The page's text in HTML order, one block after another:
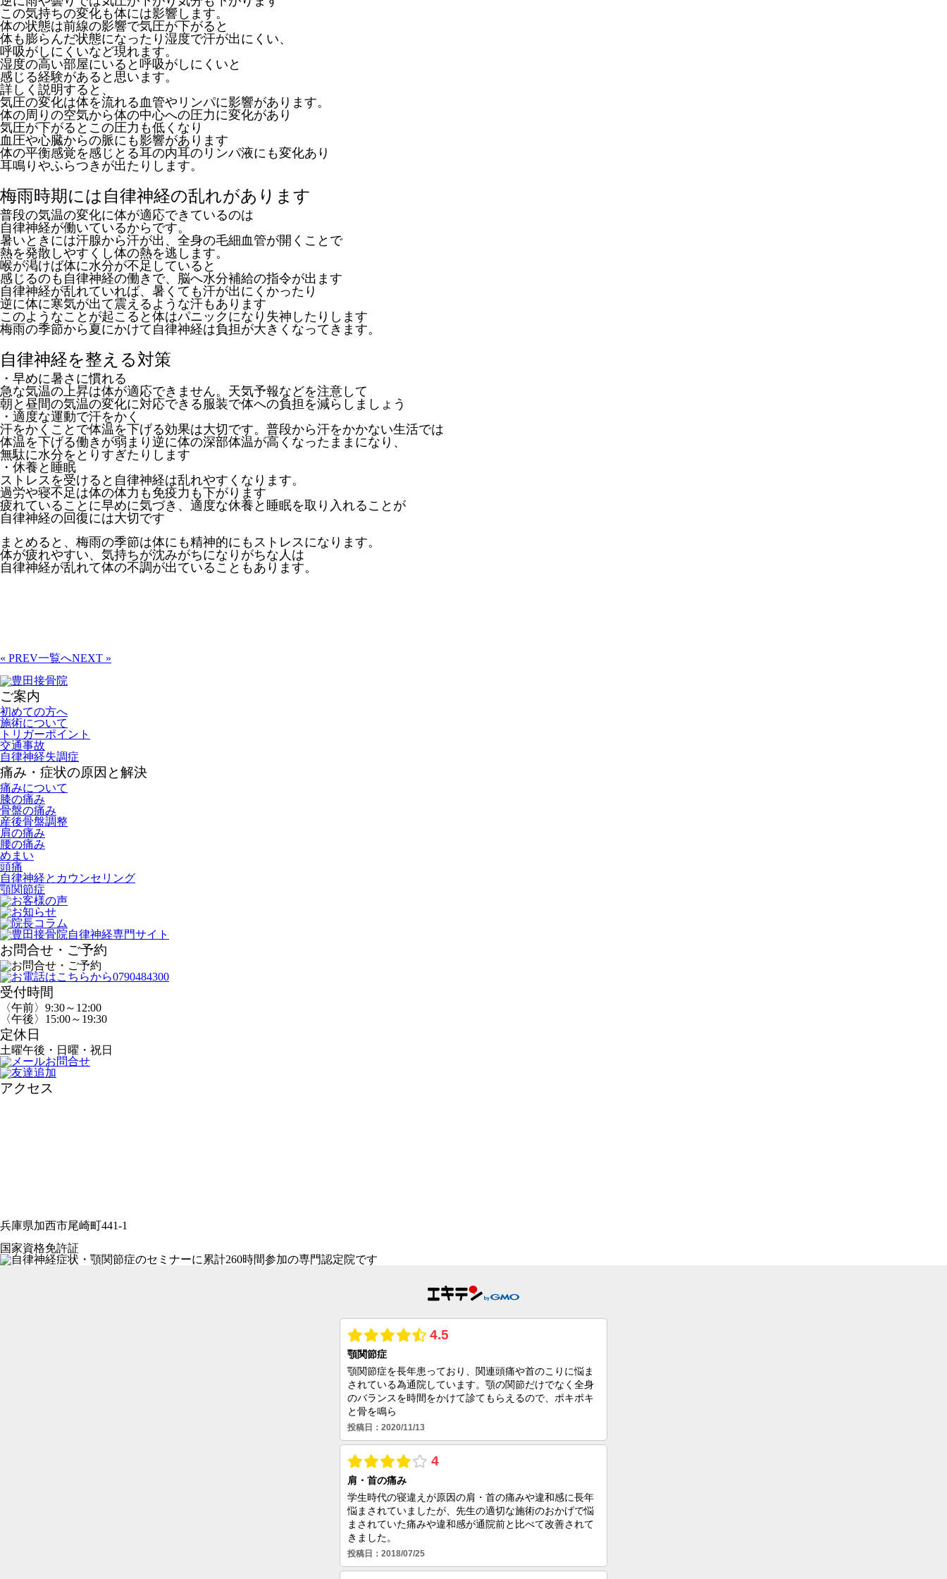
この気持ちの変化も体には影響します。
体の状態は前線の影響で気圧が下がると
体も膨らんだ状態になったり湿度で汗が出にくい、
呼吸がしにくいなど現れます。
湿度の高い部屋にいると呼吸がしにくいと
感じる経験があると思います。
詳しく説明すると、
気圧の変化は体を流れる血管やリンパに影響があります。
体の周りの空気から体の中心への圧力に変化があり
気圧が下がるとこの圧力も低くなり
血圧や心臓からの脈にも影響があります
体の平衡感覚を感じとる耳の内耳のリンパ液にも変化あり
耳鳴りやふらつきが出たりします。
梅雨時期には自律神経の乱れがあります
普段の気温の変化に体が適応できているのは
自律神経が働いているからです。
暑いときには汗腺から汗が出、全身の毛細血管が開くことで
熱を発散しやすくし体の熱を逃します。
喉が渇けば体に水分が不足していると
感じるのも自律神経の働きで、脳へ水分補給の指令が出ます
自律神経が乱れていれば、暑くても汗が出にくかったり
逆に体に寒気が出て震えるような汗もあります
このようなことが起こると体はパニックになり失神したりします
梅雨の季節から夏にかけて自律神経は負担が大きくなってきます。
自律神経を整える対策
・早めに暑さに慣れる
急な気温の上昇は体が適応できません。天気予報などを注意して
朝と昼間の気温の変化に対応できる服装で体への負担を減らしましょう
・適度な運動で汗をかく
汗をかくことで体温を下げる効果は大切です。普段から汗をかかない生活では
体温を下げる働きが弱まり逆に体の深部体温が高くなったままになり、
無駄に水分をとりすぎたりします
・休養と睡眠
ストレスを受けると自律神経は乱れやすくなります。
過労や寝不足は体の体力も免疫力も下がります
疲れていることに早めに気づき、適度な休養と睡眠を取り入れることが
自律神経の回復には大切です
まとめると、梅雨の季節は体にも精神的にもストレスになります。
体が疲れやすい、気持ちが沈みがちになりがちな人は
自律神経が乱れて体の不調が出ていることもあります。
« PREV一覧へNEXT »
ご案内
初めての方へ
施術について
トリガーポイント
交通事故
自律神経失調症
痛み・症状の原因と解決
痛みについて
膝の痛み
骨盤の痛み
産後骨盤調整
肩の痛み
腰の痛み
めまい
頭痛
自律神経とカウンセリング
顎関節症
お問合せ・ご予約
受付時間
〈午前〉9:30～12:00
〈午後〉15:00～19:30
定休日
土曜午後・日曜・祝日
アクセス
兵庫県加西市尾崎町441-1
国家資格免許証